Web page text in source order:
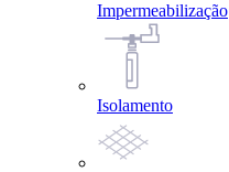
Impermeabilização
Isolamento